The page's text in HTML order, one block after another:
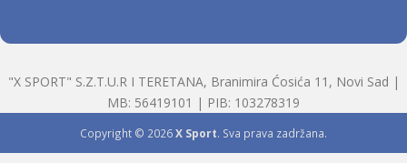
"X SPORT" S.Z.T.U.R I TERETANA, Branimira Ćosića 11, Novi Sad |
MB: 56419101 | PIB: 103278319
Copyright © 2026X Sport. Sva prava zadržana.